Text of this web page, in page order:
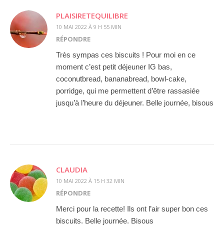
PLAISIRETEQUILIBRE
10 MAI 2022 À 9 H 55 MIN
RÉPONDRE
Très sympas ces biscuits ! Pour moi en ce
moment c’est petit déjeuner IG bas,
coconutbread, bananabread, bowl-cake,
porridge, qui me permettent d’être rassasiée
jusqu’à l’heure du déjeuner. Belle journée, bisous
CLAUDIA
10 MAI 2022 À 15 H 32 MIN
RÉPONDRE
Merci pour la recette! Ils ont l’air super bon ces
biscuits. Belle journée. Bisous